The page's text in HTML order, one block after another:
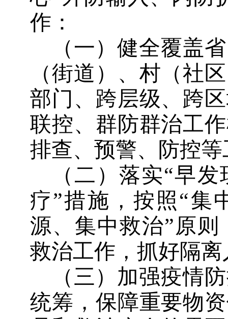
作：
（一）健全覆盖
（街道）、村（社
部门、跨层级、跨
联控、群防群治工
排查、预警、防控
（二）落实“早发
疗”措施，按照“集
源、集中救治”原
救治工作，抓好隔
（三）加强疫情
统筹，保障重要物